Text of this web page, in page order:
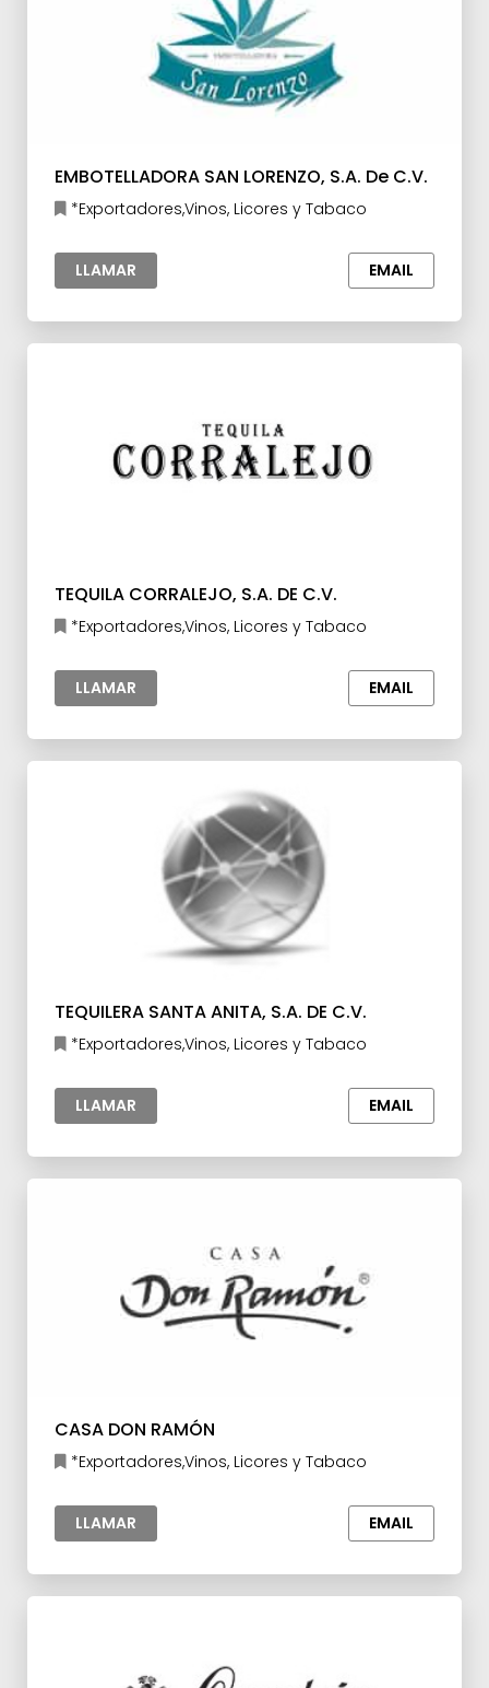
EMBOTELLADORA SAN LORENZO, S.A. De C.V.
*Exportadores,Vinos, Licores y Tabaco
LLAMAR EMAIL
TEQUILA CORRALEJO, S.A. DE C.V.
*Exportadores,Vinos, Licores y Tabaco
LLAMAR EMAIL
TEQUILERA SANTA ANITA, S.A. DE C.V.
*Exportadores,Vinos, Licores y Tabaco
LLAMAR EMAIL
CASA DON RAMÓN
*Exportadores,Vinos, Licores y Tabaco
LLAMAR EMAIL